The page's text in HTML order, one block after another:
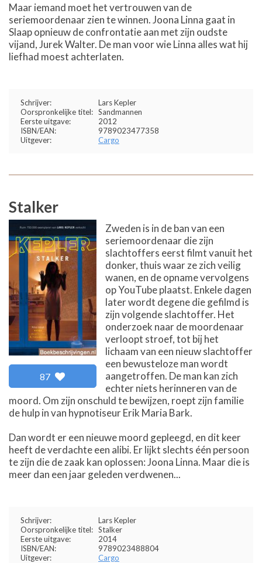
Maar iemand moet het vertrouwen van de
seriemoordenaar zien te winnen. Joona Linna gaat in
Slaap opnieuw de confrontatie aan met zijn oudste
vijand, Jurek Walter. De man voor wie Linna alles wat hij
liefhad moest achterlaten.
Schrijver:
Lars Kepler
Oorspronkelijke titel: Sandmannen
Eerste uitgave:
2012
ISBN/EAN:
9789023477358
Uitgever:
Cargo
Stalker
87
Zweden is in de ban van een
seriemoordenaar die zijn
slachtoffers eerst filmt vanuit het
donker, thuis waar ze zich veilig
wanen, en de opname vervolgens
op YouTube plaatst. Enkele dagen
later wordt degene die gefilmd is
zijn volgende slachtoffer. Het
onderzoek naar de moordenaar
verloopt stroef, tot bij het
lichaam van een nieuw slachtoffer
een bewusteloze man wordt
aangetroffen. De man kan zich
echter niets herinneren van de
moord. Om zijn onschuld te bewijzen, roept zijn familie
de hulp in van hypnotiseur Erik Maria Bark.
Dan wordt er een nieuwe moord gepleegd, en dit keer
heeft de verdachte een alibi. Er lijkt slechts één persoon
te zijn die de zaak kan oplossen: Joona Linna. Maar die is
meer dan een jaar geleden verdwenen...
Schrijver:
Lars Kepler
Oorspronkelijke titel: Stalker
Eerste uitgave:
2014
ISBN/EAN:
9789023488804
Uitgever:
Cargo